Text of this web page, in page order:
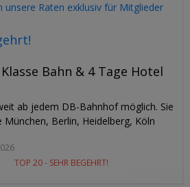
unsere Raten exklusiv für Mitglieder
Bahn & 4 Tage Hotel
ab jedem DB-Bahnhof möglich. Sie
Berlin, Heidelberg, Köln
TOP 20 - SEHR BEGEHRT!